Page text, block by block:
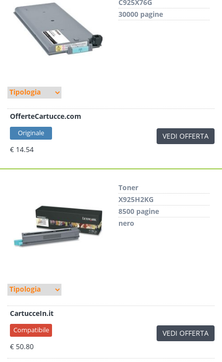
C925X76G
30000 pagine
OfferteCartucce.com
Originale
€ 14.54
VEDI OFFERTA
Toner
X925H2KG
8500 pagine
nero
CartucceIn.it
Compatibile
€ 50.80
VEDI OFFERTA